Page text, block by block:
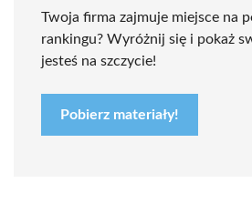
Twoja firma zajmuje miejsce na
rankingu? Wyróżnij się i pokaż
jesteś na szczycie!
Pobierz materiały!